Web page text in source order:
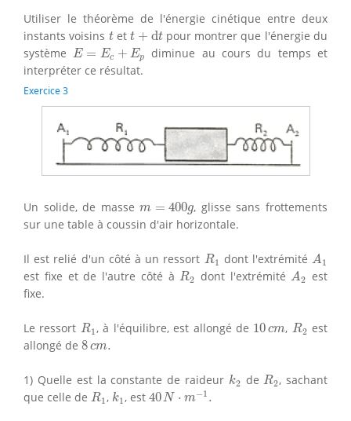
Utiliser le théorème de l'énergie cinétique entre deux
instants voisins t
tett + dt
t +d t pour montrer que l'énergie du
systèmeE = Ec + Ep
E= +E p
diminue au cours du temps et
interpréter ce résultat.
Exercice 3
Un solide, de massem = 400g
m 400g , glisse sans frottements
sur une table à coussin d'air horizontale.
Il est relié d'un côté à un ressort R1
R1 dont l'extrémitéA1
A
est fixe et de l'autre côté àR2
R2 dont l'extrémitéA2
A
est
fixe.
Le ressort R1
R1 , à l'équilibre, est allongé de 10 cm
10cm, R2
R2
est
allongé de 8cm.
8cm
1) Quelle est la constante de raideur k2
k2 deR2
R2 , sachant
que celle de R1
R1 , k1
k1 , est 40N ⋅ m−1 .
40 N⋅m−1.